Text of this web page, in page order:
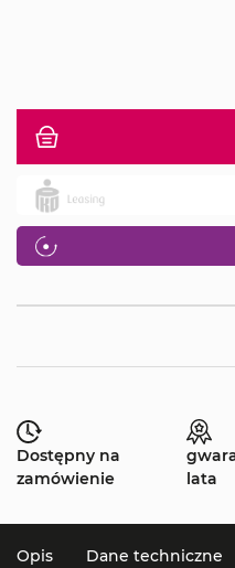
Dostępny na
zamówienie
lata
Opis Dane techniczne